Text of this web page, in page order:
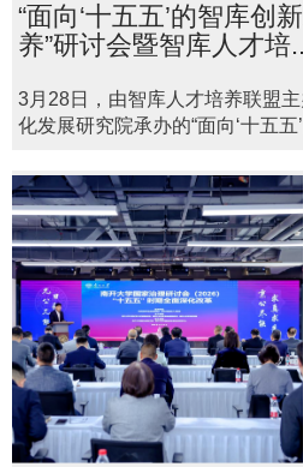
“面向‘十五五’的智库创
养”研讨会暨智库人才培
3月28日，由智库人才培养联盟
化发展研究院承办的“面向‘十五